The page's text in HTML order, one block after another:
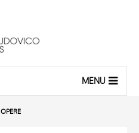
MENU
OPERE